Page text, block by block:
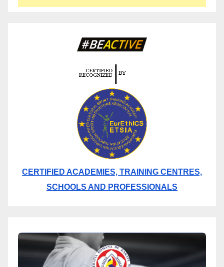
CERTIFIED ACADEMIES, TRAINING CENTRES,
SCHOOLS AND PROFESSIONALS